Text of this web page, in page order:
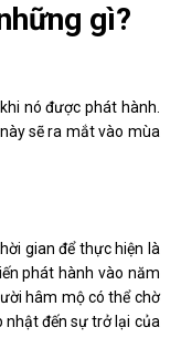
gì?
nó được phát hành.
sẽ ra mắt vào mùa
gian để thực hiện là
​​phát hành vào năm
hâm mộ có thể chờ
nhật đến sự trở lại của